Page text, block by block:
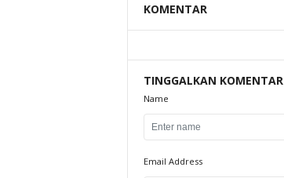
KOMENTAR
TINGGALKAN KOMENTAR
Name
Email Address